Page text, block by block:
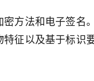
方法和电子签
征以及基于标